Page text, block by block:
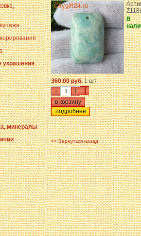
украшения
минералы
В
360.00 руб.1 шт.
- +
подробнее
<< Вернуться назад